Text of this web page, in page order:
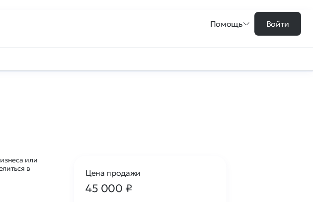
Помощь Войти
или
в
Цена продажи
45 000 ₽